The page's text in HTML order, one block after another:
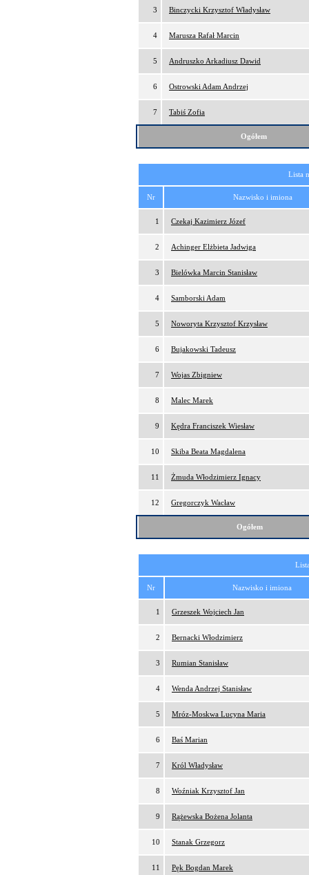
3 Binczycki Krzysztof Władysław
4 Marusza Rafał Marcin
5 Andruszko Arkadiusz Dawid
6 Ostrowski Adam Andrzej
7 Tabiś Zofia
Ogółem
Lista
Nr Nazwisko i imiona
1 Czekaj Kazimierz Józef
2 Achinger Elżbieta Jadwiga
3 Bielówka Marcin Stanisław
4 Samborski Adam
5 Noworyta Krzysztof Krzysław
6 Bujakowski Tadeusz
7 Wojas Zbigniew
8 Malec Marek
9 Kędra Franciszek Wiesław
10 Skiba Beata Magdalena
11 Żmuda Włodzimierz Ignacy
12 Gregorczyk Wacław
Ogółem
Nr Nazwisko i imiona
1 Grzeszek Wojciech Jan
2 Bernacki Włodzimierz
3 Rumian Stanisław
4 Wenda Andrzej Stanisław
5 Mróz-Moskwa Lucyna Maria
6 Baś Marian
7 Król Władysław
8 Woźniak Krzysztof Jan
9 Rążewska Bożena Jolanta
10 Stanak Grzegorz
11 Pęk Bogdan Marek